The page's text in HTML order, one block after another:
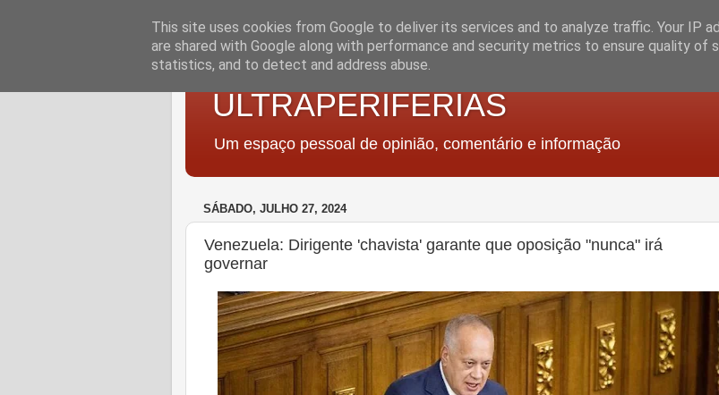
ULTRAPERIFERIAS
Um espaço pessoal de opinião, comentário e informação
SÁBADO, JULHO 27, 2024
Venezuela: Dirigente 'chavista' garante que oposição "nunca" irá
governar
This site uses cookies from Google to deliver its services and to analyze traffic. Your IP
are shared with Google along with performance and security metrics to ensure quality of
statistics, and to detect and address abuse.